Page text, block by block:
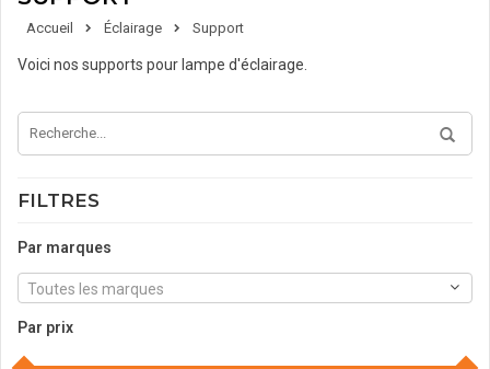
Accueil Éclairage Support
Voici nos supports pour lampe d'éclairage.
FILTRES
Par marques
Toutes les marques
Par prix